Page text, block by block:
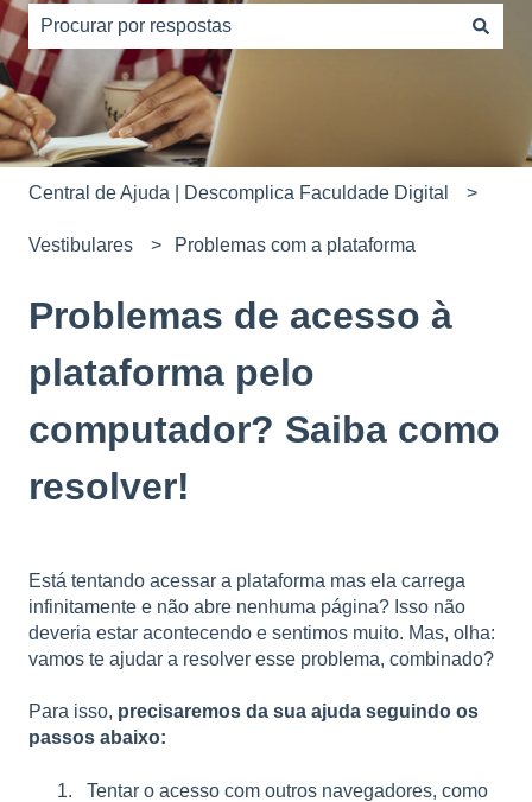
Não há sugestões porque o campo de pesquisa está
Central de Ajuda | Descomplica Faculdade Digital
Vestibulares Problemas com a plataforma
Problemas de acesso à
plataforma pelo
computador? Saiba como
resolver!
Está tentando acessar a plataforma mas ela carrega
infinitamente e não abre nenhuma página? Isso não
deveria estar acontecendo e sentimos muito. Mas, olha:
vamos te ajudar a resolver esse problema, combinado?
Para isso, precisaremos da sua ajuda seguindo os
passos abaixo:
Tentar o acesso com outros navegadores, como